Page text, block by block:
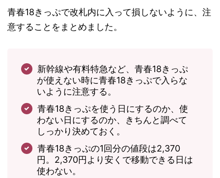
青春18きっぷで改札内に入って損しないように、注
意することをまとめました。
新幹線や有料特急など、青春18きっぷ
が使えない時に青春18きっぷで入らな
いように注意する。
青春18きっぷを使う日にするのか、使
わない日にするのか、きちんと調べて
しっかり決めておく。
青春18きっぷの1回分の値段は2,370
円。2,370円より安くで移動できる日は
使わない。